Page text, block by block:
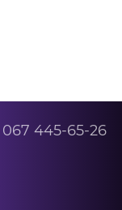
067 445-65-26